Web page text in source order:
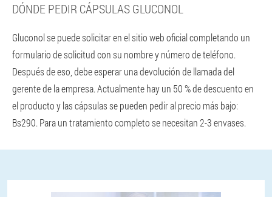
DÓNDE PEDIR CÁPSULAS GLUCONOL
Gluconol se puede solicitar en el sitio web oficial completando un
formulario de solicitud con su nombre y número de teléfono.
Después de eso, debe esperar una devolución de llamada del
gerente de la empresa. Actualmente hay un 50 % de descuento en
el producto y las cápsulas se pueden pedir al precio más bajo:
Bs290. Para un tratamiento completo se necesitan 2-3 envases.